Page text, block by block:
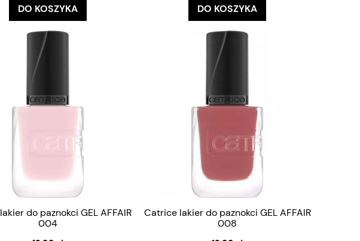
DO KOSZYKA DO KOSZYKA
do paznokci GEL AFFAIR
004
Catrice lakier do paznokci GEL AFFAIR
008